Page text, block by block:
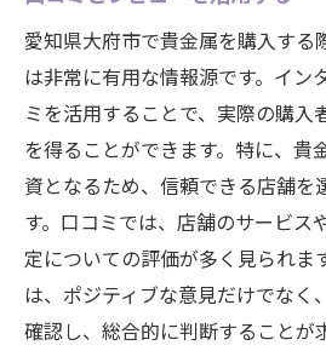
愛知県大府市で貴金属を購入する
は非常に有用な情報源です。イン
ミを活用することで、実際の購入
を得ることができます。特に、貴
資となるため、信頼できる店舗を
す。口コミでは、店舗のサービス
定についての評価が多く見られま
は、ポジティブな意見だけでなく
確認し、総合的に判断することが